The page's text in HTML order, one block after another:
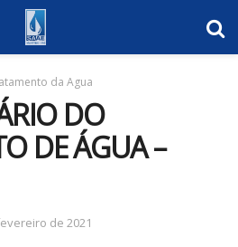
da Agua
DO
DE ÁGUA –
de 2021